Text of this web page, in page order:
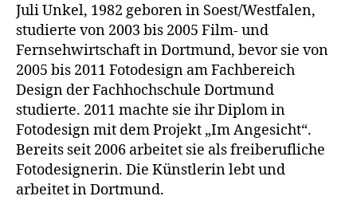
Juli Unkel, 1982 geboren in Soest/Westfalen,
studierte von 2003 bis 2005 Film- und
Fernsehwirtschaft in Dortmund, bevor sie von
2005 bis 2011 Fotodesign am Fachbereich
Design der Fachhochschule Dortmund
studierte. 2011 machte sie ihr Diplom in
Fotodesign mit dem Projekt „Im Angesicht“.
Bereits seit 2006 arbeitet sie als freiberufliche
Fotodesignerin. Die Künstlerin lebt und
arbeitet in Dortmund.